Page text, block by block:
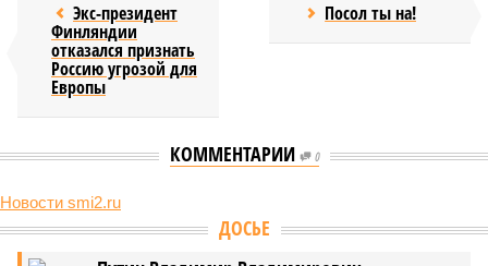
Экс-президент
Финляндии
отказался признать
Россию угрозой для
Европы
Посол ты на!
КОММЕНТАРИИ 0
Новости smi2.ru
В нескольких станциях от уже сданного
«Сказочного леса» пайщики ЖК «Станция Л» продолжают ждать от
компании Capital Group начала реальной достройки